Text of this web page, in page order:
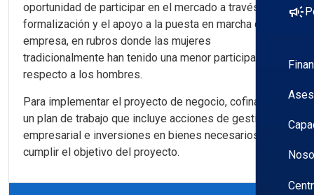
campaign
oportunidad de participar en el mercado a través de su
formalización y el apoyo a la puesta en marcha de la
empresa, en rubros donde las mujeres
tradicionalmente han tenido una menor participación
respecto a los hombres.
Para implementar el proyecto de negocio, cofinancia
un plan de trabajo que incluye acciones de gestión
empresarial e inversiones en bienes necesarios para
cumplir el objetivo del proyecto.